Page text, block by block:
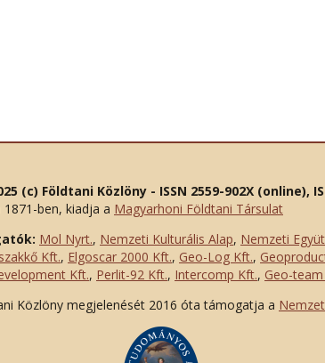
(c) Földtani Közlöny - ISSN 2559-902X (online),
1871-ben, kiadja a Magyarhoni Földtani Társulat
Mol Nyrt., Nemzeti Kulturális Alap, Nemzeti
Kft., Elgoscar 2000 Kft., Geo-Log Kft.,
Kft., Perlit-92 Kft., Intercomp Kft., Geo-
Közlöny megjelenését 2016 óta támogatja a